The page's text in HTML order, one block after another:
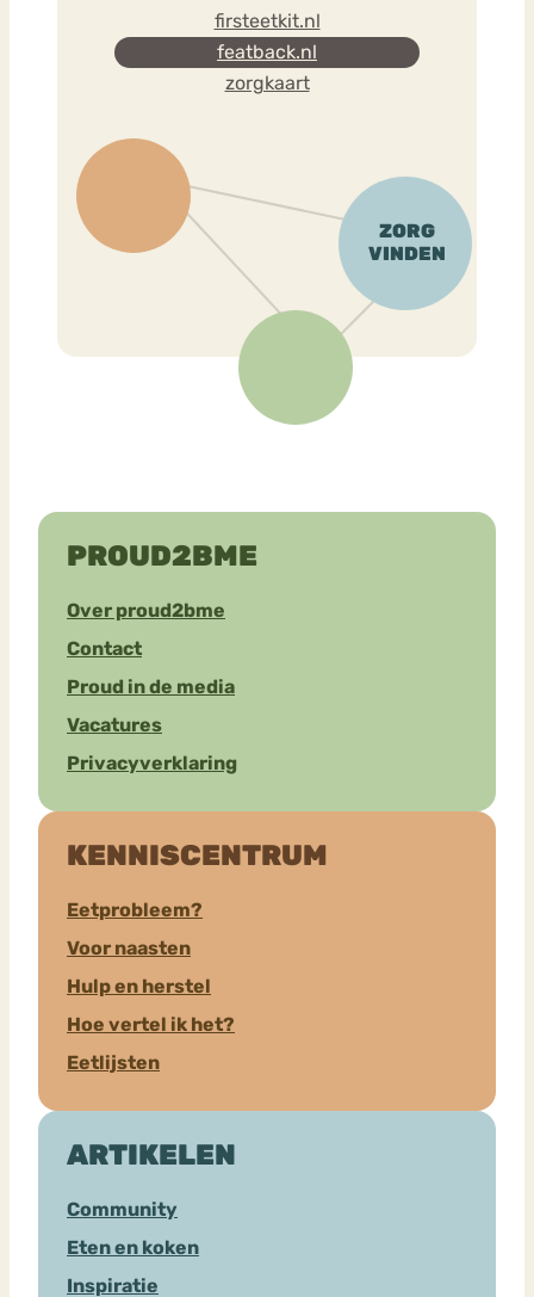
firsteetkit.nl
featback.nl
zorgkaart
PROUD2BME
Over proud2bme
Contact
Proud in de media
Vacatures
Privacyverklaring
KENNISCENTRUM
Eetprobleem?
Voor naasten
Hulp en herstel
Hoe vertel ik het?
Eetlijsten
ARTIKELEN
Community
Eten en koken
Inspiratie